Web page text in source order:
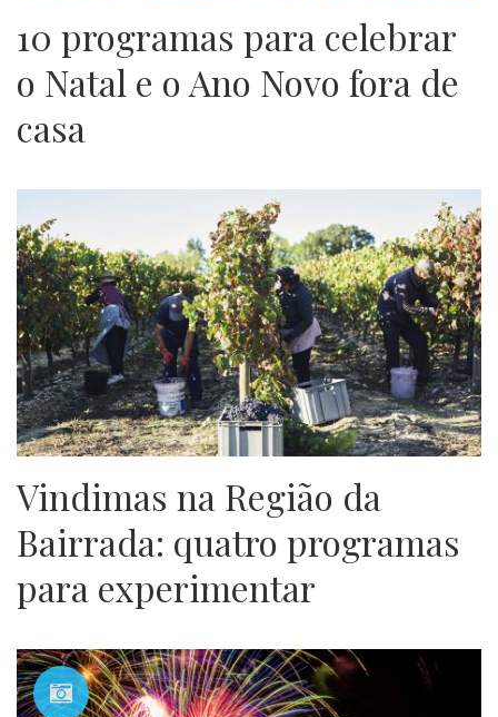
10 programas para celebrar
o Natal e o Ano Novo fora de
casa
Vindimas na Região da
Bairrada: quatro programas
para experimentar